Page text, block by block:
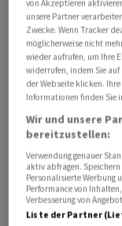
Der 8,3
diesem Jahr 96
übertroffen hat,
Rendite von 36
US-
Technologyund
von Akzeptieren
unsere Partner
Zwecke. Wenn Tracker
möglicherweise nicht
wieder aufrufen, um Ihre
widerrufen, indem Sie
der Webseite klicken.
Informationen finden Sie
Wir und unsere
bereitzustellen:
Verwendung genauer
aktiv abfragen.
Personalisierte Werbung
Performance von
Verbesserung von
Liste der Partner